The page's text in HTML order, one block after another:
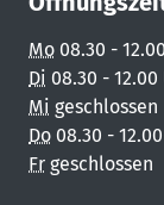
Mo 08.30 -
Di 08.30 -
Mi geschlossen
Do 08.30 -
Fr geschlossen